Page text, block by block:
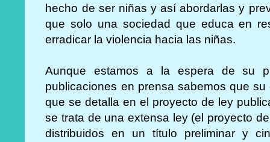
hecho de ser niñas y así abordarlas y
que solo una sociedad que educa en
erradicar la violencia hacia las niñas.
Aunque estamos a la espera de su
publicaciones en prensa sabemos que
que se detalla en el proyecto de ley
se trata de una extensa ley (el proyecto
distribuidos en un título preliminar y